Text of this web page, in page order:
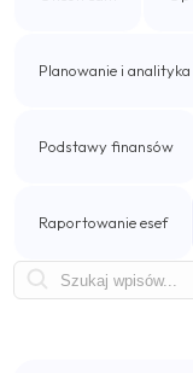
Business
Rozwiązania własne
Professional
Planowanie i analityka
Podstawy finansów
Raportowanie esef